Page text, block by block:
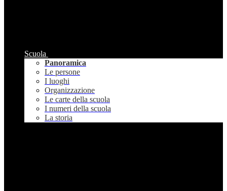
Scuola
Panoramica
Le persone
I luoghi
Organizzazione
Le carte della scuola
I numeri della scuola
La storia